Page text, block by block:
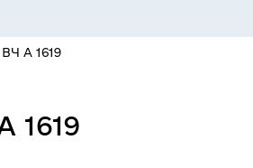
А 1619
1619